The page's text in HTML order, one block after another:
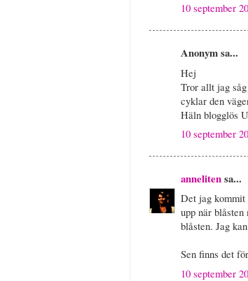
10 september
Anonym sa...
Hej
Tror allt jag
cyklar den
Häln blogglös
10 september
annelitensa...
Det jag kommit
upp när
blåsten. Jag
Sen finns det
10 september